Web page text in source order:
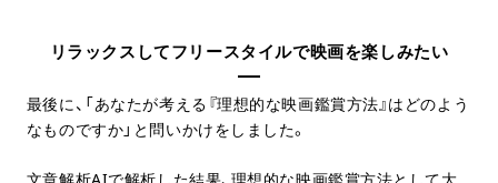
リラックスしてフリースタイルで映画を楽しみたい
最後に、「あなたが考える『理想的な映画鑑賞方法』はどのよう
なものですか」と問いかけをしました。